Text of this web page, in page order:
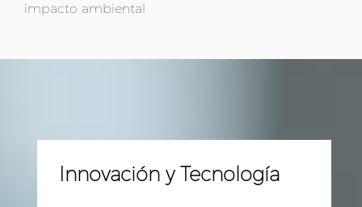
impacto ambiental
Innovación y Tecnología